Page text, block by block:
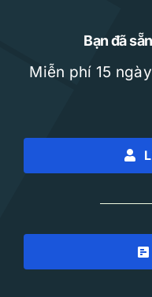
Bạn đã
Miễn phí 15